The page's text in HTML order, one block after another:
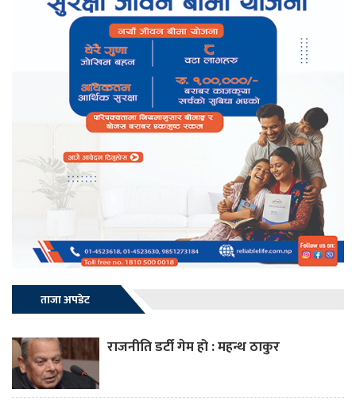
ताजा अपडेट
राजनीति डर्टी गेम हो : महन्थ ठाकुर